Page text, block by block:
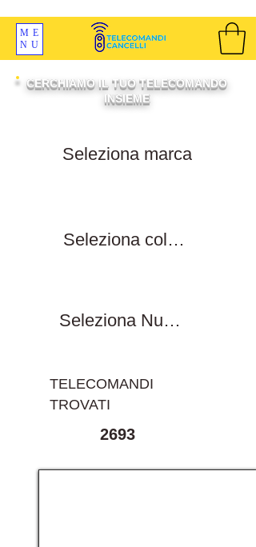
ME
NU
CERCHIAMO IL TUO TELECOMANDO
INSIEME
TELECOMANDI
TROVATI
2693